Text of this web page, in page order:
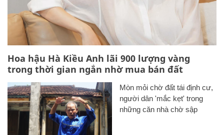
Hoa hậu Hà Kiều Anh lãi 900 lượng vàng
trong thời gian ngắn nhờ mua bán đất
Mòn mỏi chờ đất tái định cư,
người dân 'mắc kẹt' trong
những căn nhà chờ sập